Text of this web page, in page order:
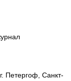
Петергоф, Санкт-